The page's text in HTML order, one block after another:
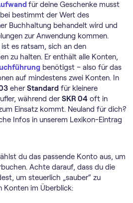
für deine Geschenke musst
bestimmt der Wert des
Buchhaltung behandelt wird und
zur Anwendung kommen.
es ratsam, sich an den
zu halten. Er enthält alle Konten,
benötigst – also für das
auf mindestens zwei Konten. In
eherStandard für kleinere
während derSKR 04 oft in
Einsatz kommt. Neuland für dich?
Infos in unserem Lexikon-Eintrag
du das passende Konto aus, um
Achte darauf, dass du die
um steuerlich „sauber“ zu
Konten im Überblick: